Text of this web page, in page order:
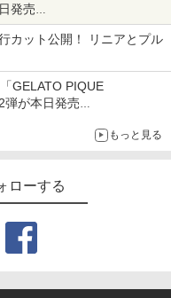
発売
した超大型チーズバーガー
カット公開！ リニアとプル
GELATO PIQUE
弾が本日発売
もっと見る
ローする